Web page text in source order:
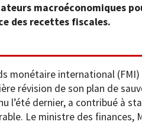
macroéconomiques
des recettes fiscales.
monétaire international
révision de son plan de
l’été dernier, a contribué à
Le ministre des finances,